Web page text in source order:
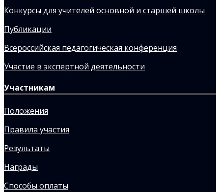
Конкурсы для учителей основной и старшей школы
Публикации
Всероссийская педагогическая конференция
Участие в экспертной деятельности
Участникам
Положения
Правила участия
Результаты
Награды
Способы оплаты